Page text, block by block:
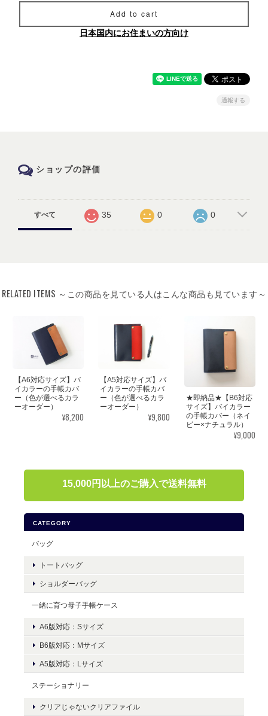
Add to cart
日本国内にお住まいの方向け
通報する
ショップの評価
すべて 35 0 0
RELATED ITEMS ～この商品を見ている人はこんな商品も見ています～
【A6対応サイズ】バ
イカラーの手帳カバ
ー（色が選べるカラ
ーオーダー）
¥8,200
【A5対応サイズ】バ
イカラーの手帳カバ
ー（色が選べるカラ
ーオーダー）
¥9,800
★即納品★【B6対応
サイズ】バイカラー
の手帳カバー（ネイ
ビー×ナチュラル）
¥9,000
15,000円以上のご購入で送料無料
CATEGORY
バッグ
トートバッグ
ショルダーバッグ
一緒に育つ母子手帳ケース
A6版対応：Sサイズ
B6版対応：Mサイズ
A5版対応：Lサイズ
ステーショナリー
クリアじゃないクリアファイル